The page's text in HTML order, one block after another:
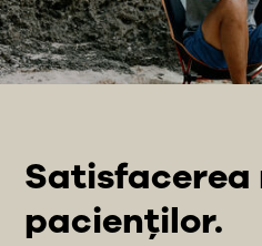
Satisfacerea
pacienților.